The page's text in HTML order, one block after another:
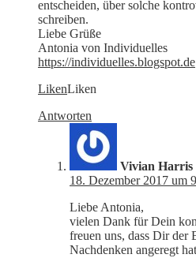
entscheiden, über solche
schreiben.
Liebe Grüße
Antonia von Individuelles
https://individuelles.blogspot.de
LikenLiken
Antworten
Vivian Harris
18. Dezember 2017 um
Liebe Antonia,
vielen Dank für Dein
freuen uns, dass Dir der
Nachdenken angeregt